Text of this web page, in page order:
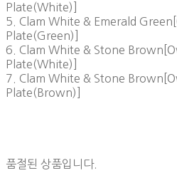
Plate(White)]
5. Clam White & Emerald
Plate(Green)]
6. Clam White & Stone
Plate(White)]
7. Clam White & Stone
Plate(Brown)]
품절된 상품입니다.